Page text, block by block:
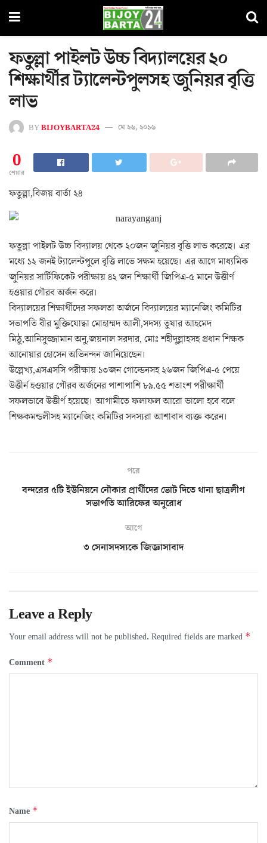
ফতুল্লা পাইলট উচ্চ বিদ্যালয়ের ২০
শিক্ষার্থীর ট্যালেন্টপুলসহ জুনিয়র বৃত্তি
লাভ
BYBIJOYBARTA24 মে ২৬, ২০১৬
0
শেয়ার
ফতুল্লা,বিজয় বার্তা ২৪
ফতুল্লা পাইলট উচ্চ বিদ্যালয় থেকে ২০জন জুনিয়র বৃত্তি লাভ করেছে। এর
মধ্যে ১২ জনই ট্যালেন্টপুলে বৃত্তি লাভে সক্ষম হয়েছে। এর আগে মাধ্যমিক
জুনিয়র সার্টিফিকেট পরীক্ষায় ৪২ জন শিক্ষার্থী জিপিএ-৫ মানে উত্তীর্ণ
হওয়ার গৌরব অর্জন করে।
বিদ্যালয়ের শিক্ষার্থীদের সফলতা অর্জনে বিদ্যালয়ের ম্যানেজিং কমিটির
সভাপতি বীর মুক্তিযোদ্ধা মোহাম্মদ আলী,সদস্য তুষার আহমেদ
মিঠু,আনিসুজ্জামান অনু,জয়নাল সরদার, মোঃ শহীদুল্লাহসহ প্রধান শিক্ষক
আনোয়ার হোসেন অভিনন্দন জানিয়েছেন।
উল্লেখ্য,এসএসসি পরীক্ষায় ১৩জন গোল্ডেনসহ ২৬জন জিপিএ-৫ পেয়ে
উত্তীর্ন হওয়ার গৌরব অর্জনের পাশাপাশি ৮৯.৫৫ শতাংশ পরীক্ষার্থী
সফলভাবে উত্তীর্ণ হয়েছে। আগামীতে ফলাফল আরো ভালো হবে বলে
শিক্ষকমন্ডলীসহ ম্যানেজিং কমিটির সদস্যরা আশাবাদ ব্যক্ত করেন।
পরে
বন্দরের ৫টি ইউনিয়নে নৌকার প্রার্থীদের ভোট দিতে থানা ছাত্রলীগ
সভাপতি আরিফের অনুরোধ
আগে
৩ সেনাসদস্যকে জিজ্ঞাসাবাদ
Leave a Reply
Your email address will not be published. Required fields are marked *
Comment *
Name *